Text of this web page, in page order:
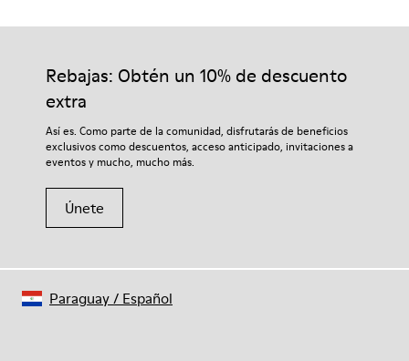
Nuestros zapatos se han fabricado con materiales de primera
garantizará que duren más tiempo.
Si deseas obtener información detallada sobre cómo cuidar de
tu par, visita nuestraGuía para el cuidado del calzado.
Rebajas: Obtén un 10% de descuento
extra
Así es. Como parte de la comunidad, disfrutarás de beneficios
exclusivos como descuentos, acceso anticipado, invitaciones a
eventos y mucho, mucho más.
Únete
Paraguay/ Español